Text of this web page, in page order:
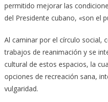
permitido mejorar las
del Presidente cubano, «son el
Al caminar por el círculo social,
trabajos de reanimación y se
cultural de estos espacios, la
opciones de recreación sana,
vulgaridad.